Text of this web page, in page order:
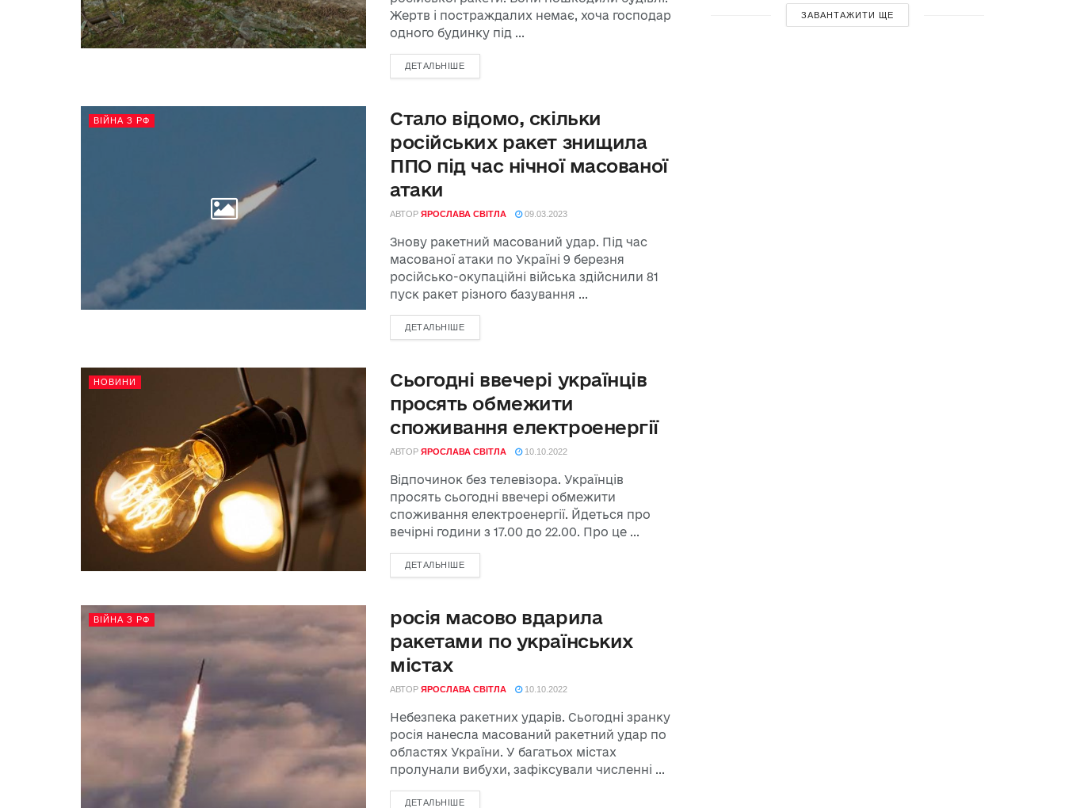
Жертв і постраждалих немає, хоча господар
одного будинку під ...
ДЕТАЛЬНІШЕ
ВІЙНА З РФ
Стало відомо, скільки
російських ракет знищила
ППО під час нічної масованої
атаки
АВТОР ЯРОСЛАВА СВІТЛА 09.03.2023
Знову ракетний масований удар. Під час
масованої атаки по Україні 9 березня
російсько-окупаційні війська здійснили 81
пуск ракет різного базування ...
ДЕТАЛЬНІШЕ
НОВИНИ
Сьогодні ввечері українців
просять обмежити
споживання електроенергії
АВТОР ЯРОСЛАВА СВІТЛА 10.10.2022
Відпочинок без телевізора. Українців
просять сьогодні ввечері обмежити
споживання електроенергії. Йдеться про
вечірні години з 17.00 до 22.00. Про це ...
ДЕТАЛЬНІШЕ
ВІЙНА З РФ
росія масово вдарила
ракетами по українських
містах
АВТОР ЯРОСЛАВА СВІТЛА 10.10.2022
Небезпека ракетних ударів. Сьогодні зранку
росія нанесла масований ракетний удар по
областях України. У багатьох містах
пролунали вибухи, зафіксували численні ...
ДЕТАЛЬНІШЕ
ЗАВАНТАЖИТИ ЩЕ